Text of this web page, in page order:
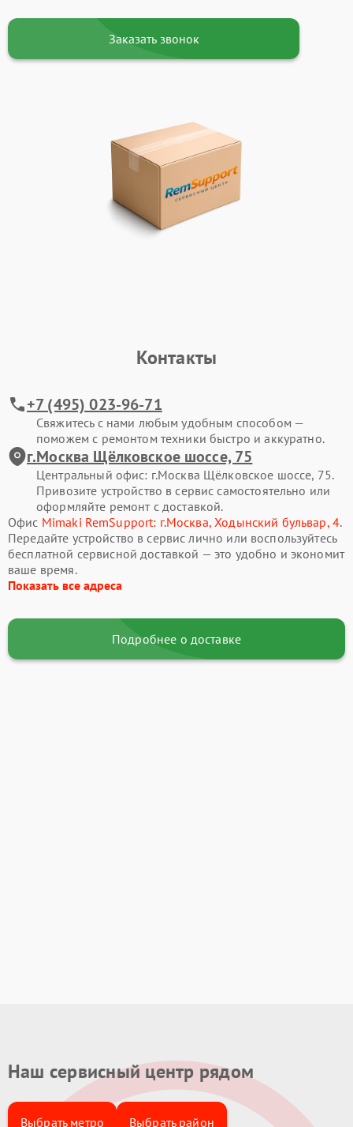
Заказать звонок
Контакты
+7 (495) 023-96-71
Свяжитесь с нами любым удобным способом —
поможем с ремонтом техники быстро и аккуратно.
г.Москва Щёлковское шоссе, 75
Центральный офис: г.Москва Щёлковское шоссе, 75.
Привозите устройство в сервис самостоятельно или
оформляйте ремонт с доставкой.
Офис Mimaki RemSupport: г.Москва, Ходынский бульвар, 4.
Передайте устройство в сервис лично или воспользуйтесь
бесплатной сервисной доставкой — это удобно и экономит
ваше время.
Показать все адреса
Подробнее о доставке
Наш сервисный центр рядом
Выбрать метро Выбрать район